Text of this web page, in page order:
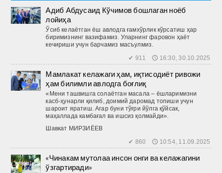
Адиб Абдусаид Кўчимов бошлаган ноёб
лойиҳа
Ўсиб келаётган ёш авлодга ғамхўрлик кўрсатиш ҳар
биримизнинг вазифамиз. Уларнинг фаровон ҳаёт
кечириши учун барчамиз масъулмиз.
✔ 911 🕔 16:30, 30.10.2025
Мамлакат келажаги ҳам, иқтисодиёт ривожи
ҳам билимли авлодга боғлиқ
«Мени ташвишга солаётган масала – ёшларимизни
касб-ҳунарли қилиб, доимий даромад топиши учун
шароит яратиш. Агар буни тўғри йўлга қўйсак,
маҳаллада камбағал ва ишсиз қолмайди».
Шавкат МИРЗИЁЕВ
✔ 860 🕔 10:54, 11.09.2025
«Чинакам мутолаа инсон онги ва келажагини
ўзгартиради»